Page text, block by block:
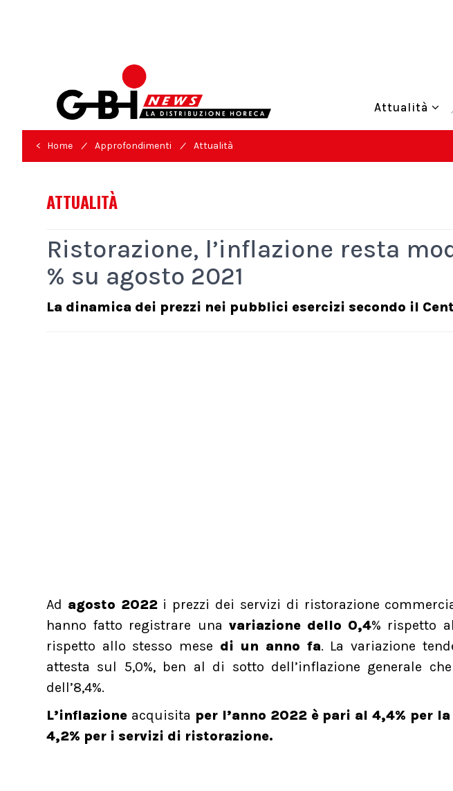
Attualità
< Home / Approfondimenti / Attualità
ATTUALITÀ
Ristorazione, l’inflazione resta
% su agosto 2021
La dinamica dei prezzi nei pubblici esercizi secondo il
Ad agosto 2022i prezzi dei servizi di ristorazione
hanno fatto registrare una variazione dello 0,4% rispetto al
rispetto allo stesso mese di un anno fa. La variazione
attesta sul 5,0%, ben al di sotto dell’inflazione generale
dell’8,4%.
L’inflazione acquisita per l’anno 2022 è pari al 4,4% per
4,2% per i servizi di ristorazione.